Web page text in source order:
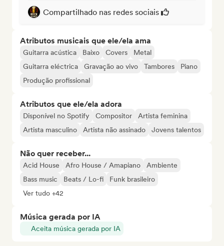
Compartilhado nas redes sociais
Atributos musicais que ele/ela ama
Guitarra acústica Baixo Covers
Metal
Guitarra eléctrica
Gravação ao vivo Tambores
Piano
Produção profissional
Atributos que ele/ela adora
Disponível no Spotify Compositor
Artista feminina
Artista masculino
Artista não assinado Jovens talentos
Não quer receber...
Acid House Afro House / Amapiano
Ambiente
Bass music
Beats / Lo-fi
Funk brasileiro
Ver tudo +42
Música gerada por IA
Aceita música gerada por IA